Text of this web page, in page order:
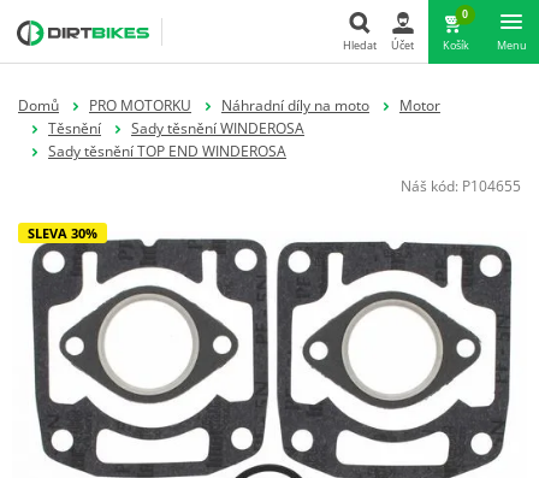
Hledat Účet
0
Košík Menu
Domů PRO MOTORKU Náhradní díly na moto
Motor
Těsnění
Sady těsnění WINDEROSA
Sady těsnění TOP END WINDEROSA
Náš kód: P104655
SLEVA 30%